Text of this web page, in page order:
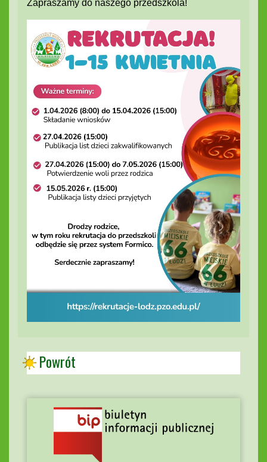
Zapraszamy do naszego przedszkola!
Powrót